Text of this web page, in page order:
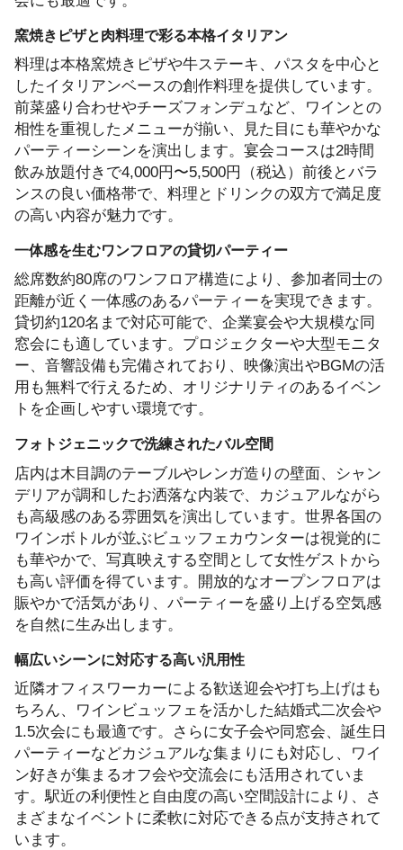
窯焼きピザと肉料理で彩る本格イタリアン
料理は本格窯焼きピザや牛ステーキ、パスタを中心と
したイタリアンベースの創作料理を提供しています。
前菜盛り合わせやチーズフォンデュなど、ワインとの
相性を重視したメニューが揃い、見た目にも華やかな
パーティーシーンを演出します。宴会コースは2時間
飲み放題付きで4,000円〜5,500円（税込）前後とバラ
ンスの良い価格帯で、料理とドリンクの双方で満足度
の高い内容が魅力です。
一体感を生むワンフロアの貸切パーティー
総席数約80席のワンフロア構造により、参加者同士の
距離が近く一体感のあるパーティーを実現できます。
貸切約120名まで対応可能で、企業宴会や大規模な同
窓会にも適しています。プロジェクターや大型モニタ
ー、音響設備も完備されており、映像演出やBGMの活
用も無料で行えるため、オリジナリティのあるイベン
トを企画しやすい環境です。
フォトジェニックで洗練されたバル空間
店内は木目調のテーブルやレンガ造りの壁面、シャン
デリアが調和したお洒落な内装で、カジュアルながら
も高級感のある雰囲気を演出しています。世界各国の
ワインボトルが並ぶビュッフェカウンターは視覚的に
も華やかで、写真映えする空間として女性ゲストから
も高い評価を得ています。開放的なオープンフロアは
賑やかで活気があり、パーティーを盛り上げる空気感
を自然に生み出します。
幅広いシーンに対応する高い汎用性
近隣オフィスワーカーによる歓送迎会や打ち上げはも
ちろん、ワインビュッフェを活かした結婚式二次会や
1.5次会にも最適です。さらに女子会や同窓会、誕生日
パーティーなどカジュアルな集まりにも対応し、ワイ
ン好きが集まるオフ会や交流会にも活用されていま
す。駅近の利便性と自由度の高い空間設計により、さ
まざまなイベントに柔軟に対応できる点が支持されて
います。